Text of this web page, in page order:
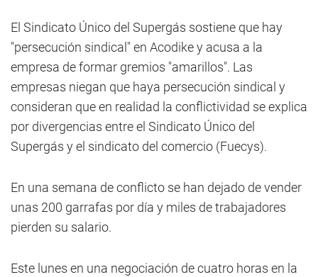
El Sindicato Único del Supergás sostiene que hay
"persecución sindical" en Acodike y acusa a la
empresa de formar gremios "amarillos". Las
empresas niegan que haya persecución sindical y
consideran que en realidad la conflictividad se explica
por divergencias entre el Sindicato Único del
Supergás y el sindicato del comercio (Fuecys).
En una semana de conflicto se han dejado de vender
unas 200 garrafas por día y miles de trabajadores
pierden su salario.
Este lunes en una negociación de cuatro horas en la